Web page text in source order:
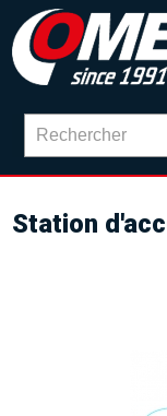
Station